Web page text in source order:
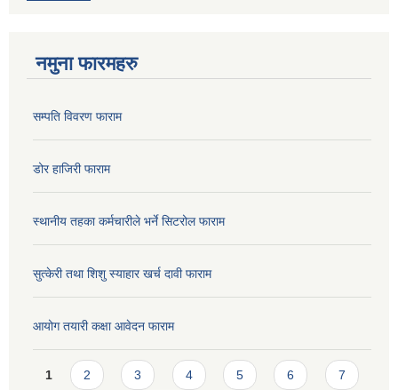
नमुना फारमहरु
सम्पति विवरण फाराम
डोर हाजिरी फाराम
स्थानीय तहका कर्मचारीले भर्ने सिटरोल फाराम
सुत्केरी तथा शिशु स्याहार खर्च दावी फाराम
आयोग तयारी कक्षा आवेदन फाराम
Pages
1 2 3 4 5 6 7